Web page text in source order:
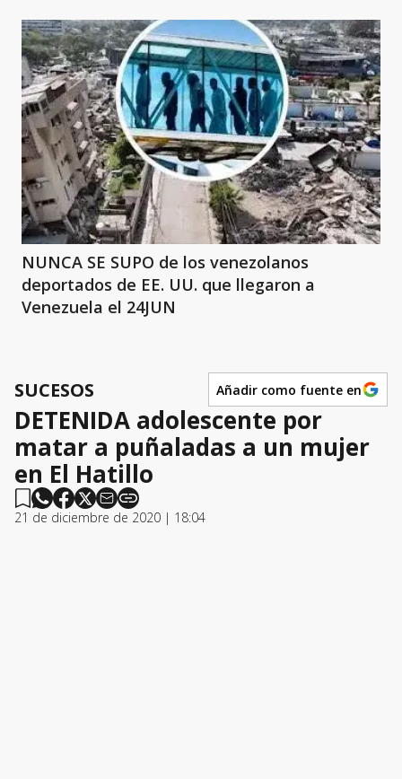
NUNCA SE SUPO de los venezolanos
deportados de EE. UU. que llegaron a
Venezuela el 24JUN
SUCESOS Añadir como fuente en
DETENIDA adolescente por
matar a puñaladas a un mujer
en El Hatillo
21 de diciembre de 2020 | 18:04